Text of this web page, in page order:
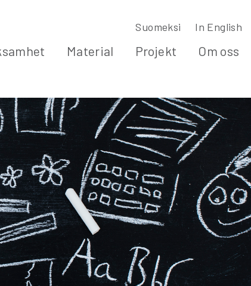
Suomeksi In English
Material Projekt Om oss